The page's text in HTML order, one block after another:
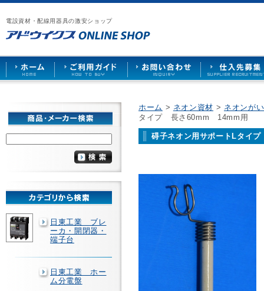
電設資材・配線用器具の激安ショップ
漏
電
ブ
レ
ー
カ
ー
や
照
ケ
ッ
ト
な
で
販
売
ア
ウ
イ
ス
HOME
ご
用
ガ
ド
お
い
合
せ
仕
先
募
日東工業 ブレ
ーカ・開閉器・
端子台
日東工業 ホー
ム分電盤
ホーム > ネオン資材 > ネオンが
タイプ 長さ60mm 14mm用
碍子ネオン用サポートLタ